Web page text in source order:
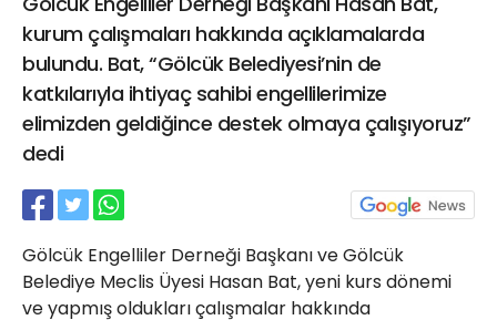
kurum çalışmaları hakkında açıklamalarda
bulundu. Bat, “Gölcük Belediyesi’nin de
katkılarıyla ihtiyaç sahibi engellilerimize
elimizden geldiğince destek olmaya çalışıyoruz”
dedi
Gölcük Engelliler Derneği Başkanı ve Gölcük
Belediye Meclis Üyesi Hasan Bat, yeni kurs dönemi
ve yapmış oldukları çalışmalar hakkında
21 Gölcük
02624132333
haber@golcukpostasi.com